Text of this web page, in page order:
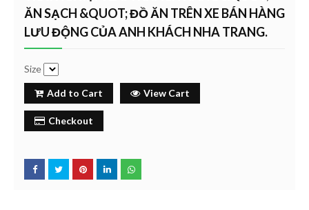
ĂN SẠCH &QUOT; ĐỒ ĂN TRÊN XE BÁN HÀNG
LƯU ĐỘNG CỦA ANH KHÁCH NHA TRANG.
Size
Add to Cart View Cart
Checkout